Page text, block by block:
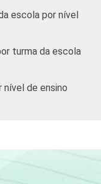
escola por nível
turma da escola
nível de ensino